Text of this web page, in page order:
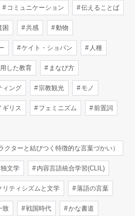
コミュニケーション 伝えることば
共感 動物
ケイト・ショパン 人種
した教育 まなび方
ング 宗教観光 モノ
リス フェミニズム 前置詞
ターと結びつく特徴的な言葉づかい）
文学 内容言語統合学習(CLIL)
ティシズムと文学 落語の言葉
致 戦国時代 かな書道